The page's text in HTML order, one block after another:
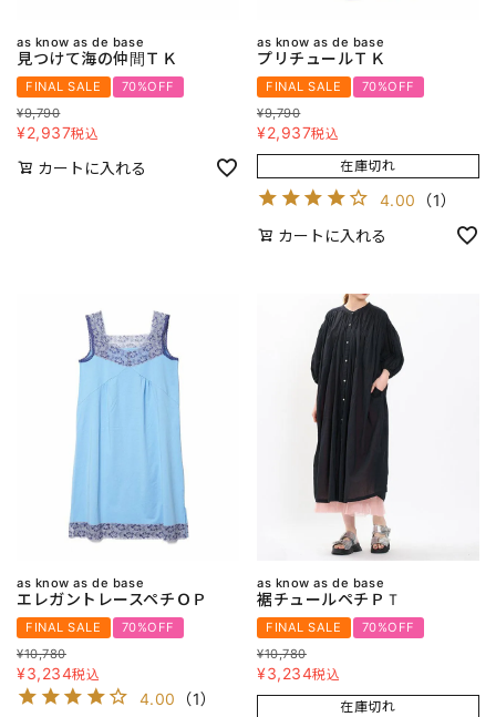
as know as de base
見つけて海の仲間ＴＫ
FINAL SALE
70%OFF
¥9,790
¥2,937税込
カートに入れる
as know as de base
プリチュールＴＫ
FINAL SALE
70%OFF
¥9,790
¥2,937税込
在庫切れ
4.00 （1）
カートに入れる
as know as de base
エレガントレースペチＯＰ
FINAL SALE
70%OFF
¥10,780
¥3,234税込
4.00 （1）
as know as de base
裾チュールペチＰＴ
FINAL SALE
70%OFF
¥10,780
¥3,234税込
在庫切れ